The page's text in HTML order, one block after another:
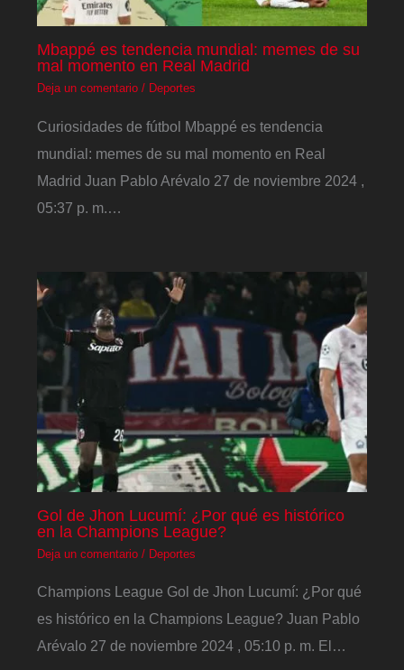
Mbappé es tendencia mundial: memes de su
mal momento en Real Madrid
Deja un comentario / Deportes
Curiosidades de fútbol Mbappé es tendencia
mundial: memes de su mal momento en Real
Madrid Juan Pablo Arévalo 27 de noviembre 2024 ,
05:37 p. m.…
Gol de Jhon Lucumí: ¿Por qué es histórico
en la Champions League?
Deja un comentario / Deportes
Champions League Gol de Jhon Lucumí: ¿Por qué
es histórico en la Champions League? Juan Pablo
Arévalo 27 de noviembre 2024 , 05:10 p. m. El…